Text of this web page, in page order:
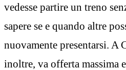
vedesse partire un treno
sapere se e quando altre
nuovamente presentarsi. A
inoltre, va offerta massima